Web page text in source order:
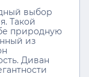
выбор
Такой
природную
из
Диван